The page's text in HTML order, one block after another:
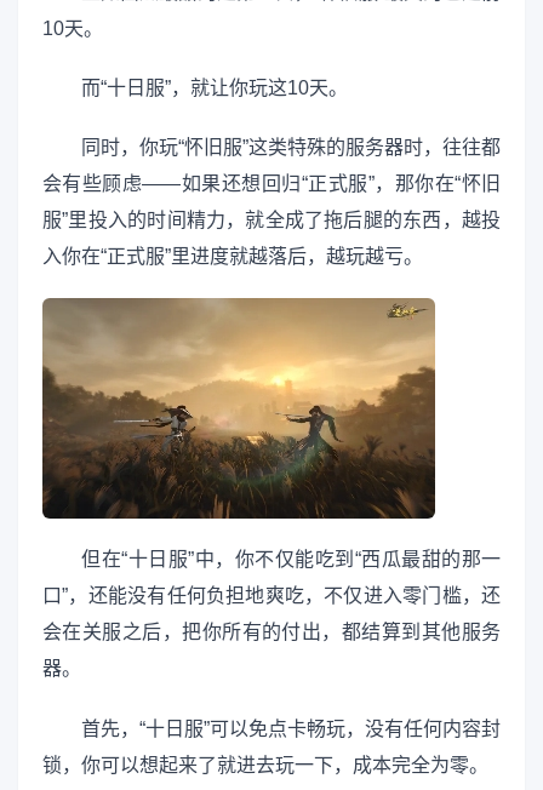
10天。
而“十日服”，就让你玩这10天。
同时，你玩“怀旧服”这类特殊的服务器时，往往都
会有些顾虑——如果还想回归“正式服”，那你在“怀旧
服”里投入的时间精力，就全成了拖后腿的东西，越投
入你在“正式服”里进度就越落后，越玩越亏。
但在“十日服”中，你不仅能吃到“西瓜最甜的那一
口”，还能没有任何负担地爽吃，不仅进入零门槛，还
会在关服之后，把你所有的付出，都结算到其他服务
器。
首先，“十日服”可以免点卡畅玩，没有任何内容封
锁，你可以想起来了就进去玩一下，成本完全为零。